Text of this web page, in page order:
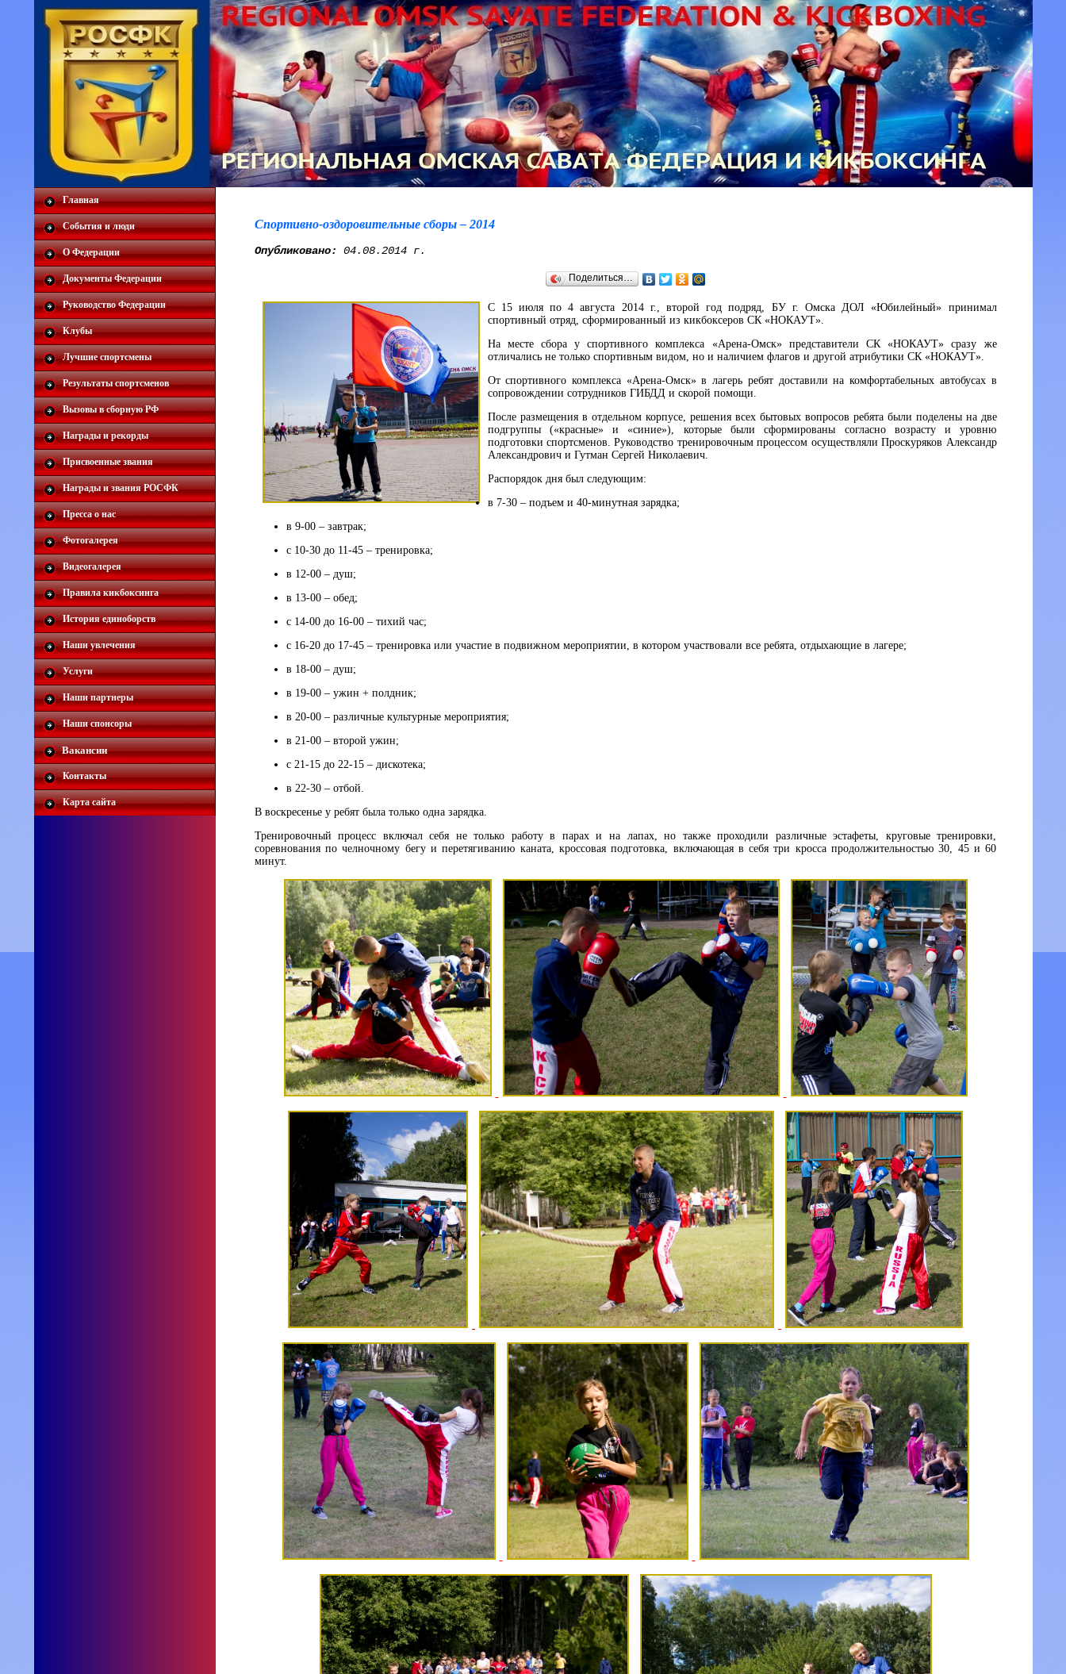
Главная
События и люди
О Федерации
Документы Федерации
Руководство Федерации
Клубы
Лучшие спортсмены
Результаты спортсменов
Вызовы в сборную РФ
Награды и рекорды
Присвоенные звания
Награды и звания РОСФК
Пресса о нас
Фотогалерея
Видеогалерея
Правила кикбоксинга
История единоборств
Наши увлечения
Услуги
Наши партнеры
Наши спонсоры
Вакансии
Контакты
Карта сайта
Спортивно-оздоровительные сборы – 2014
Опубликовано: 04.08.2014 г.
Поделиться…
С 15 июля по 4 августа 2014 г., второй год подряд, БУ г. Омска ДОЛ «Юбилейный» принимал
спортивный отряд, сформированный из кикбоксеров СК «НОКАУТ».
На месте сбора у спортивного комплекса «Арена-Омск» представители СК «НОКАУТ» сразу же
отличались не только спортивным видом, но и наличием флагов и другой атрибутики СК «НОКАУТ».
От спортивного комплекса «Арена-Омск» в лагерь ребят доставили на комфортабельных автобусах в
сопровождении сотрудников ГИБДД и скорой помощи.
После размещения в отдельном корпусе, решения всех бытовых вопросов ребята были поделены на две
подгруппы («красные» и «синие»), которые были сформированы согласно возрасту и уровню
подготовки спортсменов. Руководство тренировочным процессом осуществляли Проскуряков Александр
Александрович и Гутман Сергей Николаевич.
Распорядок дня был следующим:
в 7-30 – подъем и 40-минутная зарядка;
в 9-00 – завтрак;
с 10-30 до 11-45 – тренировка;
в 12-00 – душ;
в 13-00 – обед;
с 14-00 до 16-00 – тихий час;
с 16-20 до 17-45 – тренировка или участие в подвижном мероприятии, в котором участвовали все ребята, отдыхающие в лагере;
в 18-00 – душ;
в 19-00 – ужин + полдник;
в 20-00 – различные культурные мероприятия;
в 21-00 – второй ужин;
с 21-15 до 22-15 – дискотека;
в 22-30 – отбой.
В воскресенье у ребят была только одна зарядка.
Тренировочный процесс включал себя не только работу в парах и на лапах, но также проходили различные эстафеты, круговые тренировки,
соревнования по челночному бегу и перетягиванию каната, кроссовая подготовка, включающая в себя три кросса продолжительностью 30, 45 и 60
минут.